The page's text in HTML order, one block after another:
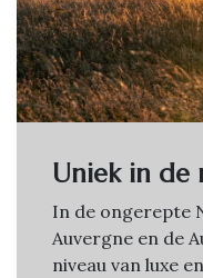
Uniek in de
In de ongerepte
Auvergne en de
niveau van luxe